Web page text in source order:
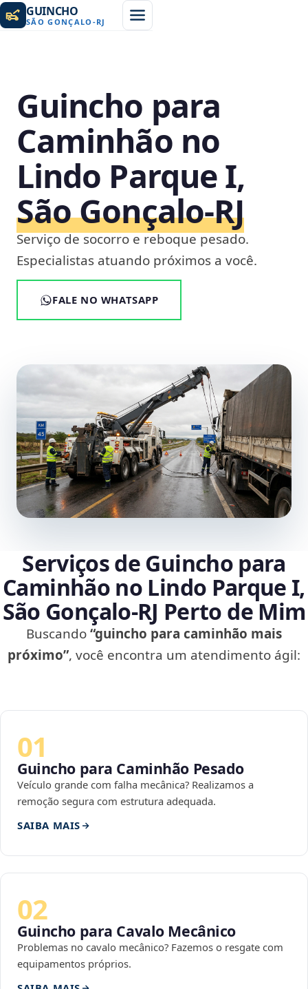
GUINCHO
SÃO GONÇALO -RJ
Guincho para
Caminhão no
Lindo Parque I,
São Gonçalo‑RJ
Serviço de socorro e reboque pesado.
Especialistas atuando próximos a você.
FALE NO WHATSAPP
Serviços de Guincho para
Caminhão no Lindo Parque I,
São Gonçalo‑RJ Perto de Mim
Buscando“guincho para caminhão mais
próximo”, você encontra um atendimento ágil:
01
Guincho para Caminhão Pesado
Veículo grande com falha mecânica? Realizamos a
remoção segura com estrutura adequada.
SAIBA MAIS
02
Guincho para Cavalo Mecânico
Problemas no cavalo mecânico? Fazemos o resgate com
equipamentos próprios.